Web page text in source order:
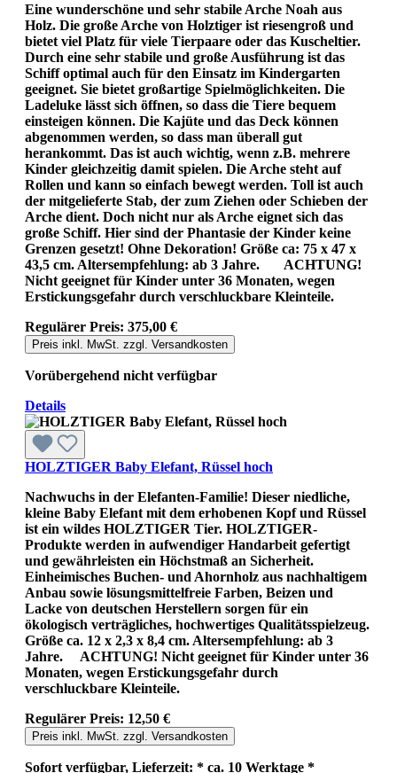
Eine wunderschöne und sehr stabile Arche Noah aus
Holz. Die große Arche von Holztiger ist riesengroß und
bietet viel Platz für viele Tierpaare oder das Kuscheltier.
Durch eine sehr stabile und große Ausführung ist das
Schiff optimal auch für den Einsatz im Kindergarten
geeignet. Sie bietet großartige Spielmöglichkeiten. Die
Ladeluke lässt sich öffnen, so dass die Tiere bequem
einsteigen können. Die Kajüte und das Deck können
abgenommen werden, so dass man überall gut
herankommt. Das ist auch wichtig, wenn z.B. mehrere
Kinder gleichzeitig damit spielen. Die Arche steht auf
Rollen und kann so einfach bewegt werden. Toll ist auch
der mitgelieferte Stab, der zum Ziehen oder Schieben der
Arche dient. Doch nicht nur als Arche eignet sich das
große Schiff. Hier sind der Phantasie der Kinder keine
Grenzen gesetzt! Ohne Dekoration! Größe ca: 75 x 47 x
43,5 cm. Altersempfehlung: ab 3 Jahre. ACHTUNG!
Nicht geeignet für Kinder unter 36 Monaten, wegen
Erstickungsgefahr durch verschluckbare Kleinteile.
Regulärer Preis: 375,00 €
Preis inkl. MwSt. zzgl. Versandkosten
Vorübergehend nicht verfügbar
Details
HOLZTIGER Baby Elefant, Rüssel hoch
Nachwuchs in der Elefanten-Familie! Dieser niedliche,
kleine Baby Elefant mit dem erhobenen Kopf und Rüssel
ist ein wildes HOLZTIGER Tier. HOLZTIGER-
Produkte werden in aufwendiger Handarbeit gefertigt
und gewährleisten ein Höchstmaß an Sicherheit.
Einheimisches Buchen- und Ahornholz aus nachhaltigem
Anbau sowie lösungsmittelfreie Farben, Beizen und
Lacke von deutschen Herstellern sorgen für ein
ökologisch verträgliches, hochwertiges Qualitätsspielzeug.
Größe ca. 12 x 2,3 x 8,4 cm. Altersempfehlung: ab 3
Jahre. ACHTUNG! Nicht geeignet für Kinder unter 36
Monaten, wegen Erstickungsgefahr durch
verschluckbare Kleinteile.
Regulärer Preis: 12,50 €
Preis inkl. MwSt. zzgl. Versandkosten
Sofort verfügbar, Lieferzeit: * ca. 10 Werktage *